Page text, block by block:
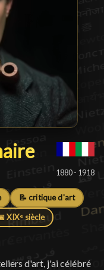
█
1880 - 1918
📝 critique d'art
XIXᵉ siècle
d'art, j'ai célébré